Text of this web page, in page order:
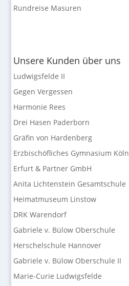
Rundreise Masuren
Unsere Kunden über uns
Ludwigsfelde II
Gegen Vergessen
Harmonie Rees
Drei Hasen Paderborn
Gräfin von Hardenberg
Erzbischöfliches Gymnasium Köln
Erfurt & Partner GmbH
Anita Lichtenstein Gesamtschule
Heimatmuseum Linstow
DRK Warendorf
Gabriele v. Bülow Oberschule
Herschelschule Hannover
Gabriele v. Bülow Oberschule II
Marie-Curie Ludwigsfelde